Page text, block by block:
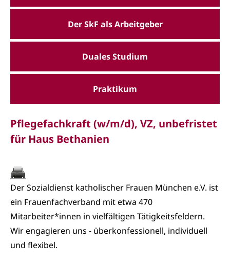
Der SkF als Arbeitgeber
Duales Studium
Praktikum
Pflegefachkraft (w/m/d), VZ, unbefristet
für Haus Bethanien
Der Sozialdienst katholischer Frauen München e.V. ist
ein Frauenfachverband mit etwa 470
Mitarbeiter*innen in vielfältigen Tätigkeitsfeldern.
Wir engagieren uns - überkonfessionell, individuell
und flexibel.